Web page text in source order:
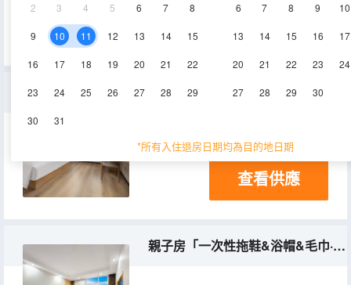
2 3 4 5 6 7 8
9 10 11 12 13 14 15
16 17 18 19 20 21 22
23 24 25 26 27 28 29
30 31
6 7 8 9 10
13 14 15 16 17
20 21 22 23 24
27 28 29 30
*所有入住退房日期均為目的地日期
20-25㎡ 9-10層
查看供應
親子房「一次性拖鞋&浴帽&毛巾·微波爐·冰箱」